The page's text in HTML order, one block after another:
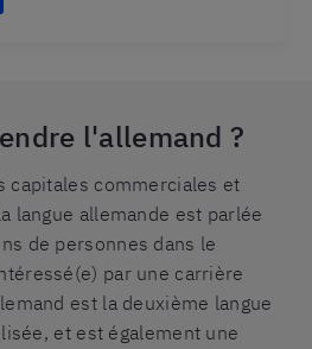
l'allemand ?
capitales commerciales et
langue allemande est parlée
de personnes dans le
par une carrière
est la deuxième langue
et est également une